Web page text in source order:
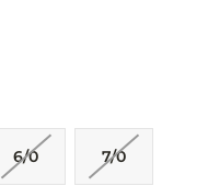
6/0 7/0